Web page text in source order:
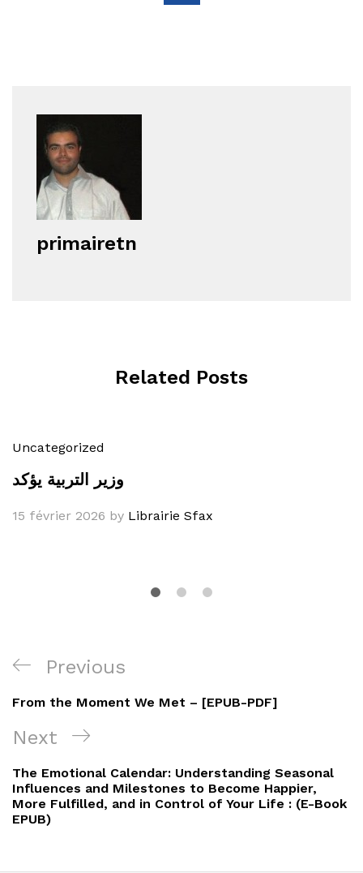
primairetn
Related Posts
Uncategorized
وزير التربية يؤكد
15 février 2026 by Librairie Sfax
Navigation
de
l’article
Previous
Post
Previous
From the Moment We Met – [EPUB-PDF]
Next
Post
Next
The Emotional Calendar: Understanding Seasonal
Influences and Milestones to Become Happier,
More Fulfilled, and in Control of Your Life : (E-Book
EPUB)